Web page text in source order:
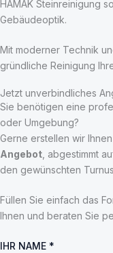
HAMAK Steinreinigung
Gebäudeoptik.
Mit moderner Technik
gründliche Reinigung
Jetzt unverbindliches
Sie benötigen eine
oder Umgebung?
Gerne erstellen wir
Angebot , abgestimmt
den gewünschten
Füllen Sie einfach das
Ihnen und beraten Sie
IHR NAME *